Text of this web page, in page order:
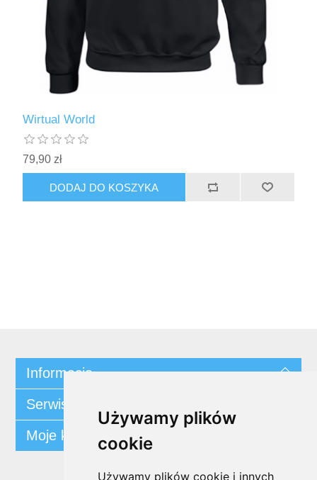
Używamy plików
cookie
Używamy plików cookie i innych
Wirtual World
79,90 zł
DODAJ DO KOSZYKA
Informacja
Serwis klienta
Moje konto